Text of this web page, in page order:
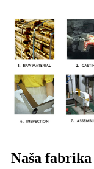
Naša fabrika